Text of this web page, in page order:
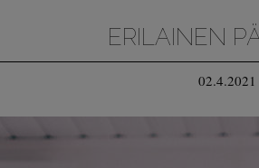
ERILAINEN
02.4.2021